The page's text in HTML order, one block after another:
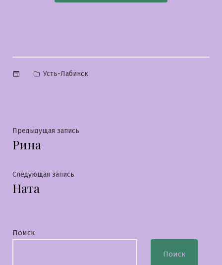
Опубликовано
Усть-Лабинск
Навигация
по
записям
Предыдущая запись
Рина
Следующая запись
Ната
Поиск
Поиск